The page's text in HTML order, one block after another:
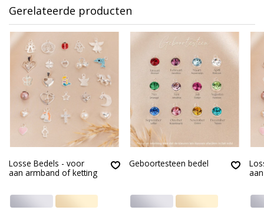
Gerelateerde producten
Losse Bedels - voor
aan armband of ketting
Geboortesteen bedel